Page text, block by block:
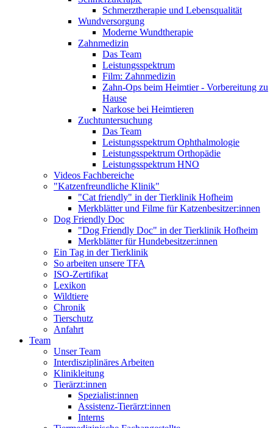
Schmerztherapie und Lebensqualität
Wundversorgung
Moderne Wundtherapie
Zahnmedizin
Das Team
Leistungsspektrum
Film: Zahnmedizin
Zahn-Ops beim Heimtier - Vorbereitung zu
Hause
Narkose bei Heimtieren
Zuchtuntersuchung
Das Team
Leistungsspektrum Ophthalmologie
Leistungsspektrum Orthopädie
Leistungsspektrum HNO
Videos Fachbereiche
"Katzenfreundliche Klinik"
"Cat friendly" in der Tierklinik Hofheim
Merkblätter und Filme für Katzenbesitzer:innen
Dog Friendly Doc
"Dog Friendly Doc" in der Tierklinik Hofheim
Merkblätter für Hundebesitzer:innen
Ein Tag in der Tierklinik
So arbeiten unsere TFA
ISO-Zertifikat
Lexikon
Wildtiere
Chronik
Tierschutz
Anfahrt
Team
Unser Team
Interdisziplinäres Arbeiten
Klinikleitung
Tierärzt:innen
Spezialist:innen
Assistenz-Tierärzt:innen
Interns